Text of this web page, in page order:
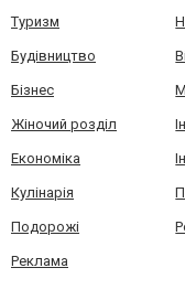
Туризм
Будівництво
Бізнес
Жіночий розділ
Економіка
Кулінарія
Подорожі
Реклама